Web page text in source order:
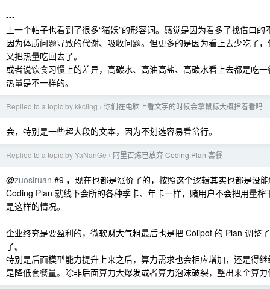
---
上一个帖子也看到了很多“猪妖”的形容词。感觉是因为看多了找借口
因为体质问题导致的代谢、吸收问题。但更多的是因为看上去少吃了
又把热量吃回去了。
或者说饮食习惯上的差异，高碳水、高油高盐、高碳水看上去都是吃
热量是不一样的。
Replied to a topic by kkcling › 你们在电脑上看文字的时候会拿鼠标大概指着看吗
会，特别是一些超大段的文本，因为不划选容易看岔行。
Replied to a topic by YaNanGe › 阿里百炼已放弃 Coding Plan 套餐
@zuosiruan #9 ，现在也都是涨价了的，按照这个逻辑其实也都是没
Coding Plan 就线下会所的各种季卡、年卡一样，赌用户不会把用量榨
是这样的情况。
企业终究是要盈利的，微软财大气粗最后也是把 Colipot 的 Plan 调整
了。
特别是后面模型能力提升上来之后，算力需求也会相应增加，还是得
是降低套餐量。除非后面算力大爆发或者算力泡沫破裂，整出来个算